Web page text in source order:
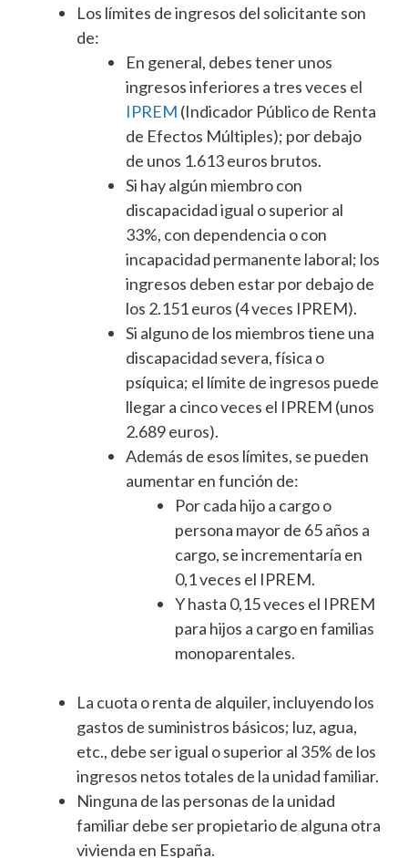
Los límites de ingresos del solicitante son
de:
En general, debes tener unos
ingresos inferiores a tres veces el
IPREM (Indicador Público de Renta
de Efectos Múltiples); por debajo
de unos 1.613 euros brutos.
Si hay algún miembro con
discapacidad igual o superior al
33%, con dependencia o con
incapacidad permanente laboral; los
ingresos deben estar por debajo de
los 2.151 euros (4 veces IPREM).
Si alguno de los miembros tiene una
discapacidad severa, física o
psíquica; el límite de ingresos puede
llegar a cinco veces el IPREM (unos
2.689 euros).
Además de esos límites, se pueden
aumentar en función de:
Por cada hijo a cargo o
persona mayor de 65 años a
cargo, se incrementaría en
0,1 veces el IPREM.
Y hasta 0,15 veces el IPREM
para hijos a cargo en familias
monoparentales.
La cuota o renta de alquiler, incluyendo los
gastos de suministros básicos; luz, agua,
etc., debe ser igual o superior al 35% de los
ingresos netos totales de la unidad familiar.
Ninguna de las personas de la unidad
familiar debe ser propietario de alguna otra
vivienda en España.